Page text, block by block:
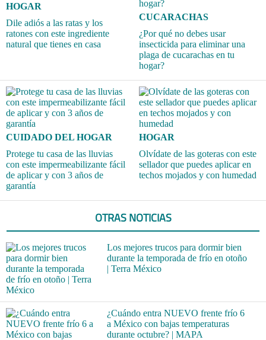
HOGAR
Dile adiós a las ratas y los
ratones con este ingrediente
natural que tienes en casa
CUCARACHAS
¿Por qué no debes usar
insecticida para eliminar una
plaga de cucarachas en tu
hogar?
CUIDADO DEL HOGAR
Protege tu casa de las lluvias
con este impermeabilizante fácil
de aplicar y con 3 años de
garantía
HOGAR
Olvídate de las goteras con este
sellador que puedes aplicar en
techos mojados y con humedad
OTRAS NOTICIAS
Los mejores trucos para dormir bien
durante la temporada de frío en otoño
| Terra México
¿Cuándo entra NUEVO frente frío 6
a México con bajas temperaturas
durante octubre? | MAPA